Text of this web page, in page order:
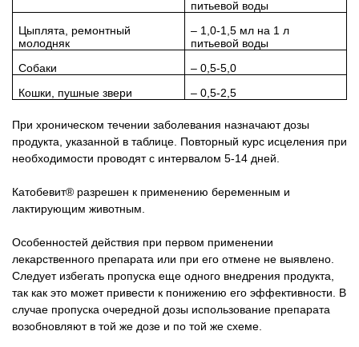
питьевой воды
Цыплята, ремонтный
молодняк
– 1,0-1,5 мл на 1 л
питьевой воды
Собаки
– 0,5-5,0
Кошки, пушные звери
– 0,5-2,5
При хроническом течении заболевания назначают дозы
продукта, указанной в таблице. Повторный курс исцеления при
необходимости проводят с интервалом 5-14 дней.
Катобевит® разрешен к применению беременным и
лактирующим животным.
Особенностей действия при первом применении
лекарственного препарата или при его отмене не выявлено.
Следует избегать пропуска еще одного внедрения продукта,
так как это может привести к понижению его эффективности. В
случае пропуска очередной дозы использование препарата
возобновляют в той же дозе и по той же схеме.